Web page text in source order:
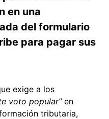
en una
del formulario
para pagar sus
exige a los
voto popular”en
tributaria,